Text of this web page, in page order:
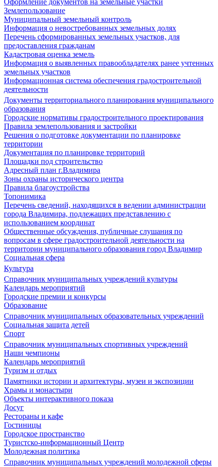
Оформление документов на земельные участки
Землепользование
Муниципальный земельный контроль
Информация о невостребованных земельных долях
Перечень сформированных земельных участков, для
предоставления гражданам
Кадастровая оценка земель
Информация о выявленных правообладателях ранее учтенных
земельных участков
Информационная система обеспечения градостроительной
деятельности
Документы территориального планирования муниципального
образования
Городские нормативы градостроительного проектирования
Правила землепользования и застройки
Решения о подготовке документации по планировке
территории
Документация по планировке территорий
Площадки под строительство
Адресный план г.Владимира
Зоны охраны исторического центра
Правила благоустройства
Топонимика
Перечень сведений, находящихся в ведении администрации
города Владимира, подлежащих представлению с
использованием координат
Общественные обсуждения, публичные слушания по
вопросам в сфере градостроительной деятельности на
территории муниципального образования город Владимир
Социальная сфера
Культура
Справочник муниципальных учреждений культуры
Календарь мероприятий
Городские премии и конкурсы
Образование
Справочник муниципальных образовательных учреждений
Социальная защита детей
Спорт
Справочник муниципальных спортивных учреждений
Наши чемпионы
Календарь мероприятий
Туризм и отдых
Памятники истории и архитектуры, музеи и экспозиции
Храмы и монастыри
Объекты интерактивного показа
Досуг
Рестораны и кафе
Гостиницы
Городское пространство
Туристско-информационный Центр
Молодежная политика
Справочник муниципальных учреждений молодежной сферы